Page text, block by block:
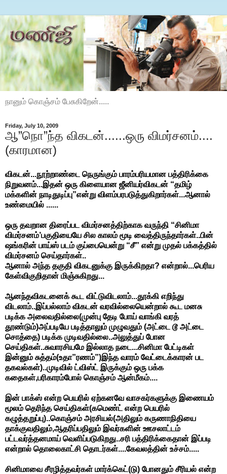
நானும் கொஞ்சம் பேசுகிறேன்.....
Friday, July 10, 2009
ஆ”நொ”ந்த விகடன்......ஒரு விமர்சனம்....
(காரமான)
விகடன்...நூற்றாண்டை நெருங்கும் பாரம்பரியமான பத்திரிக்கை
நிறுவனம்...இதன் ஒரு கிளையான ஜீனியர்விகடன் “தமிழ்
மக்களின் நாடிதுடிப்பு”என்று விளம்பரபடுத்துகிறார்கள்...ஆனால்
உண்மையில் ......
ஒரு தவறான திரைப்பட விமர்சனத்திற்காக வருந்தி “சினிமா
விமர்சனம்’பகுதியையே சில காலம் மூடி வைத்திருந்தார்கள்..பின்
ஷங்கரின் பாய்ஸ் படம் குப்பையென்று “சீ” என்று முதல் பக்கத்தில்
விமர்சனம் செய்தார்கள்..
ஆனால் அந்த தகுதி விகடனுக்கு இருக்கிறதா? என்றால்...பெரிய
கேள்விகுறிதான் மிஞ்சுகிறது...
ஆனந்தவிகடனைக் கூட விட்டுவிடலாம்...தூக்கி எறிந்து
விடலாம்..இப்பல்லாம் விகடன் வரவில்லையென்றால் கூட மனசு
படிக்க அலைவதில்லை(முன்பு தேடி போய் வாங்கி வரத்
தூண்டும்)அப்படியே படித்தாலும் முழுவதும் (அட்டை டூ அட்டை
சொத்தை) படிக்க முடிவதில்லை..அலுத்துப் போன
செய்திகள்..சுவாரசியமே இல்லாத நடை...சினிமா பேட்டிகள்
இன்னும் சுத்தம்(உதா”ரணம்”)இந்த வாரம் வேட்டைக்காரன் பட
தகவல்கள்)..முடிவில் ட்விஸ்ட் இருக்கும் ஒரு பக்க
கதைகள்,பரிகாரம்போல் கொஞ்சம் ஆன்மீகம்....
இன் பாக்ஸ் என்ற பெயரில் ஏற்கனவே வாசகர்களுக்கு இணையம்
மூலம் தெரிந்த செய்திகள்(கமெண்ட் என்ற பெயரில்
கழுத்தறுப்பு)..கொஞ்சம் அரசியல்(அதிலும் கருணாநிதியை
தாக்குவதிலும்,ஆதரிப்பதிலும் இவர்களின் ஊசலாட்டம்
பட்டவர்த்தனமாய் வெளிப்படுகிறது..சரி பத்திரிக்கைதான் இப்படி
என்றால் தொலைகாட்சி தொடர்கள்....கேவலத்தின் உச்சம்.....
சினிமாவை சீரழித்தவர்கள் மார்க்கெட்(டு) போனதும் சீரியல் என்ற